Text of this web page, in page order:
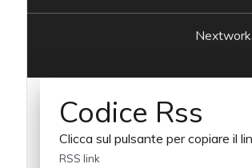
Codice Rss
Clicca sul pulsante per copiare il
RSS link